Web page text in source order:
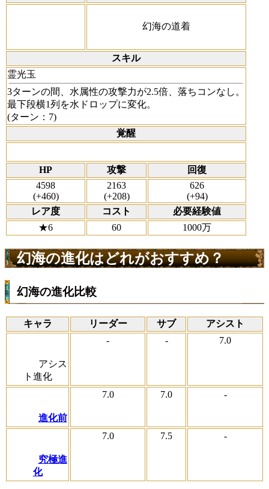
幻海の道着
スキル
霊光玉
3ターンの間、水属性の攻撃力が2.5倍、落ちコンなし。
最下段横1列を水ドロップに変化。
(ターン：7)
覚醒
HP 攻撃
回復
4598
(+460)
2163
(+208)
626
(+94)
レア度
コスト
必要経験値
★6
60 1000万
幻海の進化はどれがおすすめ？
幻海の進化比較
キャラ リーダー サブ アシスト
アシス
ト進化
- - 7.0
進化前
7.0 7.0 -
究極進
化
7.0 7.5 -